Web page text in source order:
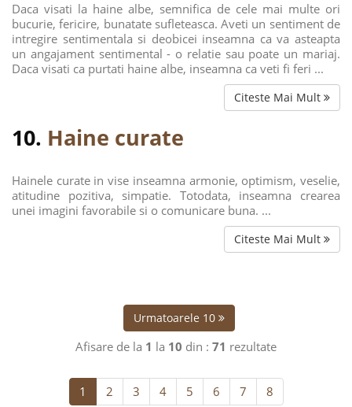
Daca visati la haine albe, semnifica de cele mai multe ori
bucurie, fericire, bunatate sufleteasca. Aveti un sentiment de
intregire sentimentala si deobicei inseamna ca va asteapta
un angajament sentimental - o relatie sau poate un mariaj.
Daca visati ca purtati haine albe, inseamna ca veti fi feri ...
Citeste Mai Mult
10. Haine curate
Hainele curate in vise inseamna armonie, optimism, veselie,
atitudine pozitiva, simpatie. Totodata, inseamna crearea
unei imagini favorabile si o comunicare buna. ...
Citeste Mai Mult
Urmatoarele 10
Afisare de la 1 la 10 din : 71 rezultate
1 2 3 4 5 6 7 8